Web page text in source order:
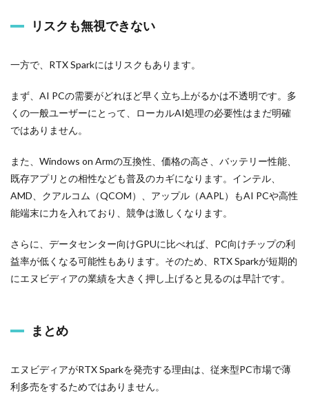
リスクも無視できない
一方で、RTX Sparkにはリスクもあります。
まず、AI PCの需要がどれほど早く立ち上がるかは不透明です。多
くの一般ユーザーにとって、ローカルAI処理の必要性はまだ明確
ではありません。
また、Windows on Armの互換性、価格の高さ、バッテリー性能、
既存アプリとの相性なども普及のカギになります。インテル、
AMD、クアルコム（QCOM）、アップル（AAPL）もAI PCや高性
能端末に力を入れており、競争は激しくなります。
さらに、データセンター向けGPUに比べれば、PC向けチップの利
益率が低くなる可能性もあります。そのため、RTX Sparkが短期的
にエヌビディアの業績を大きく押し上げると見るのは早計です。
まとめ
エヌビディアがRTX Sparkを発売する理由は、従来型PC市場で薄
利多売をするためではありません。